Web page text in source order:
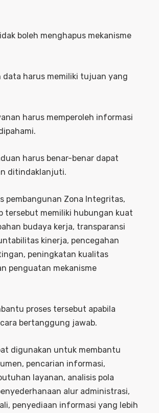
boleh menghapus mekanisme
data harus memiliki tujuan yang
harus memperoleh informasi
harus benar-benar dapat
ditindaklanjuti.
pembangunan Zona Integritas,
tersebut memiliki hubungan kuat
budaya kerja, transparansi
kinerja, pencegahan
peningkatan kualitas
penguatan mekanisme
proses tersebut apabila
bertanggung jawab.
digunakan untuk membantu
pencarian informasi,
layanan, analisis pola
alur administrasi,
penyediaan informasi yang lebih